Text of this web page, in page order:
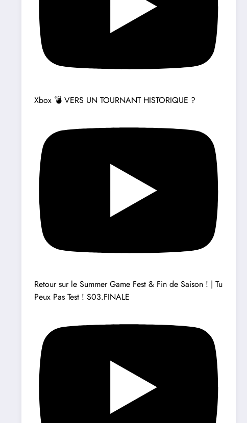
Xbox 💣 VERS UN TOURNANT HISTORIQUE ?
Retour sur le Summer Game Fest & Fin de Saison ! | Tu
Peux Pas Test ! S03.FINALE